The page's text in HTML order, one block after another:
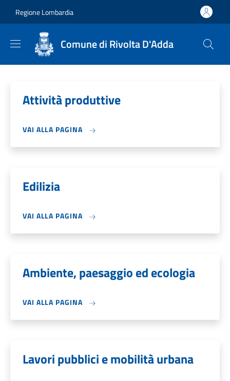
Regione Lombardia
Comune di Rivolta D'Adda
Attività produttive
VAI ALLA PAGINA
Edilizia
VAI ALLA PAGINA
Ambiente, paesaggio ed ecologia
VAI ALLA PAGINA
Lavori pubblici e mobilità urbana